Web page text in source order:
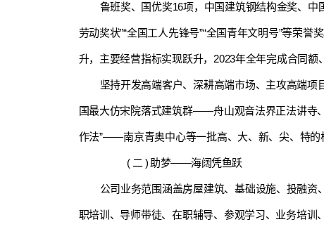
鲁班奖、国优奖16项，中国建筑钢结构金奖、中
劳动奖状”“全国工人先锋号”“全国青年文明号”等荣
升，主要经营指标实现跃升，2023年全年完成合同额
坚持开发高端客户、深耕高端市场、主攻高端
国最大仿宋院落式建筑群——舟山观音法界正法讲
作法”——南京青奥中心等一批高、大、新、尖、特的
( 二 ) 助梦——海阔凭鱼跃
公司业务范围涵盖房屋建筑、基础设施、投融
职培训、导师带徒、在职辅导、参观学习、业务培训